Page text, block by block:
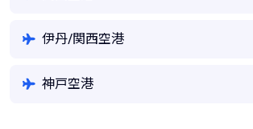
伊丹/関西空港
神戸空港